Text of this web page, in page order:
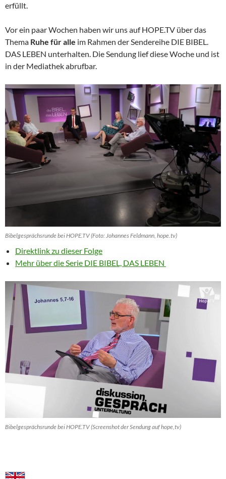
erfüllt.
Vor ein paar Wochen haben wir uns auf HOPE.TV über das
Thema Ruhe für alle im Rahmen der Sendereihe DIE BIBEL.
DAS LEBEN unterhalten. Die Sendung lief diese Woche und ist
in der Mediathek abrufbar.
Bibelgesprächsrunde bei HOPE.TV (Foto: Johannes Feldmann, hope.tv)
Direktlink zu dieser Folge
Mehr über die Serie DIE BIBEL, DAS LEBEN
Bibelgesprächsrunde bei HOPE.TV (Screenshot der Sendung auf hope,tv)